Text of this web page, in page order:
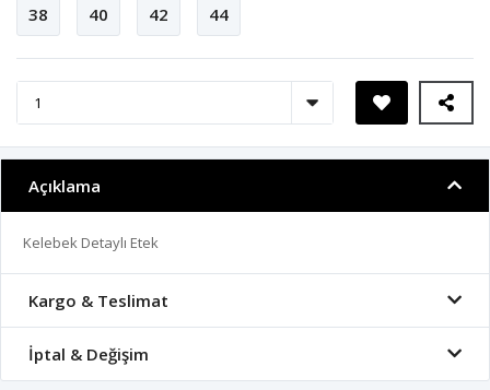
38 40 42 44
Açıklama
Kelebek Detaylı Etek
Kargo & Teslimat
İptal & Değişim